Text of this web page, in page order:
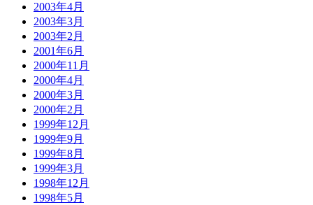
2003年4月
2003年3月
2003年2月
2001年6月
2000年11月
2000年4月
2000年3月
2000年2月
1999年12月
1999年9月
1999年8月
1999年3月
1998年12月
1998年5月